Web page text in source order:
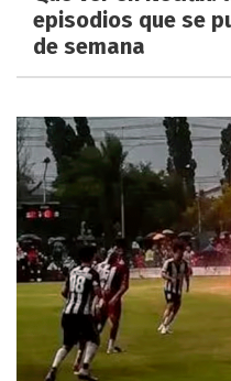
episodios que se
de semana